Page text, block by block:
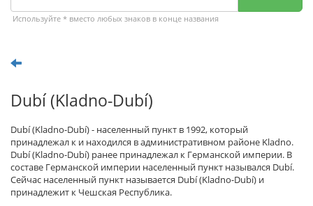
Используйте * вместо любых знаков в конце названия
Dubí (Kladno-Dubí)
Dubí (Kladno-Dubí) - населенный пункт в 1992, который
принадлежал к и находился в административном районе Kladno.
Dubí (Kladno-Dubí) ранее принадлежал к Германской империи. В
составе Германской империи населенный пункт назывался Dubí.
Сейчас населенный пункт называется Dubí (Kladno-Dubí) и
принадлежит к Чешская Республика.